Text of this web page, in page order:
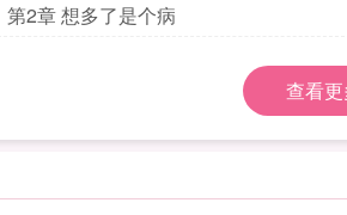
第2章 想多了是个病
查看